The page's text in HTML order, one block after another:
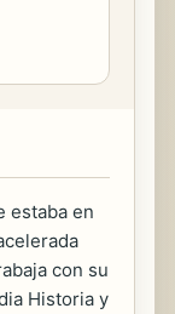
estaba en
con su
Historia y